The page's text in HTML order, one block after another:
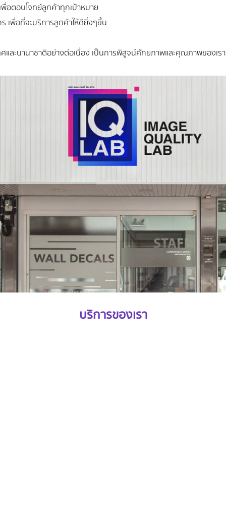
พื่อตอบโจทย์ลูกค้าทุกเป้าหมาย
เพื่อที่จะบริการลูกค้าให้ดียิ่งๆขึ้น
ะนานาชาติอย่างต่อเนื่อง เป็นการพิสูจน์ศักยภาพและคุณภาพของเร
บริการของเรา